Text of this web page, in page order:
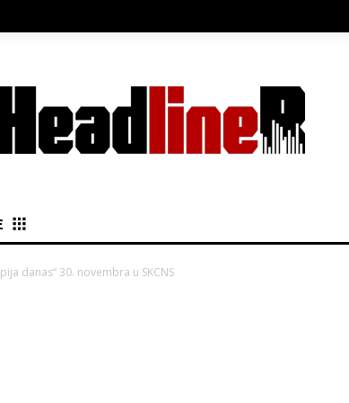
danas“ 30. novembra u SKCNS